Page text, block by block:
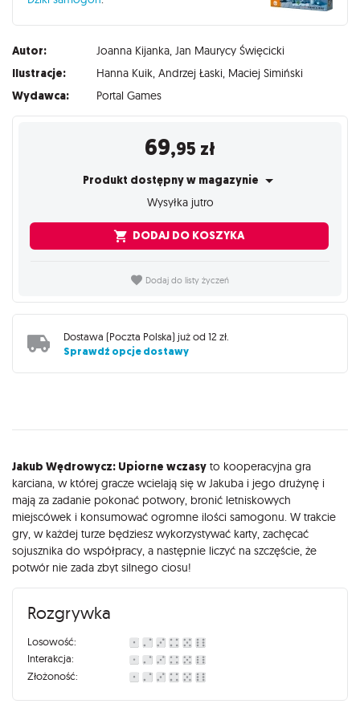
Autor: Joanna Kijanka, Jan Maurycy Święcicki
Ilustracje: Hanna Kuik, Andrzej Łaski, Maciej Simiński
Wydawca: Portal Games
69,95 zł
Produkt dostępny w magazynie
Wysyłka jutro
DODAJ DO KOSZYKA
Dodaj do listy życzeń
Dostawa (Poczta Polska) już od 12 zł
Sprawdź opcje dostawy
Opis
Jakub Wędrowycz: Upiorne wczasy to kooperacyjna gra
karciana, w której gracze wcielają się w Jakuba i jego drużynę i
mają za zadanie pokonać potwory, bronić letniskowych
miejscówek i konsumować ogromne ilości samogonu. W trakcie
gry, w każdej turze będziesz wykorzystywać karty, zachęcać
sojusznika do współpracy, a następnie liczyć na szczęście, że
potwór nie zada zbyt silnego ciosu!
Rozgrywka
Losowość:
Interakcja:
Złożoność: